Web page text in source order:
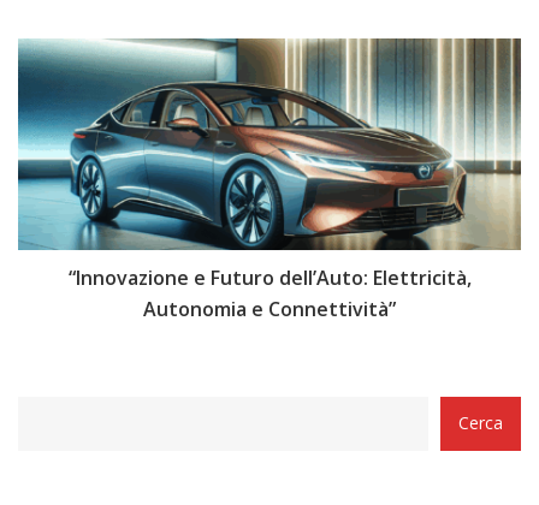
“Innovazione e Futuro dell’Auto: Elettricità,
Autonomia e Connettività”
Cerca